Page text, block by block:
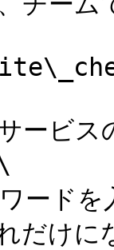
ービス
ード
だけに